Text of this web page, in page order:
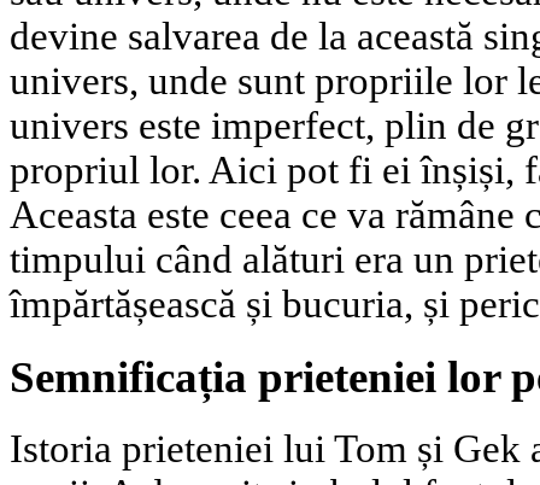
devine salvarea de la această
univers, unde sunt propriile lor
univers este imperfect, plin de
propriul lor. Aici pot fi ei înșiși,
Aceasta este ceea ce va
timpului când alături era un
împărtășească și bucuria, și
Semnificația prieteniei lor
Istoria prieteniei lui Tom și Gek